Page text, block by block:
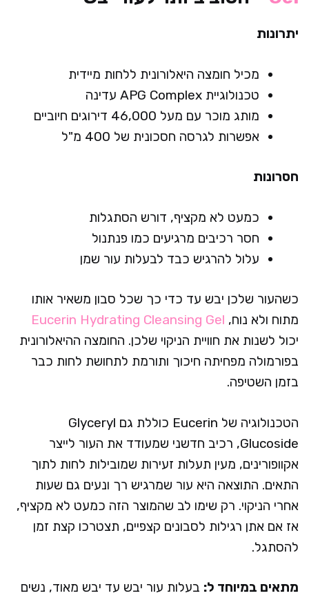
יתרונות
מכיל חומצה היאלורונית ללחות מיידית
טכנולוגיית APG Complex עדינה
מותג מוכר עם מעל 46,000 דירוגים חיוביים
אפשרות לגרסה חסכונית של 400 מ"ל
חסרונות
כמעט לא מקציף, דורש הסתגלות
חסר רכיבים מרגיעים כמו פנתנול
עלול להרגיש כבד לבעלות עור שמן
כשהעור שלכן יבש עד כדי כך שכל סבון משאיר אותו
מתוח ולא נוח, Eucerin Hydrating Cleansing Gel
יכול לשנות את חוויית הניקוי שלכן. החומצה ההיאלורונית
בפורמולה מפחיתה חיכוך ותורמת לתחושת לחות כבר
בזמן השטיפה.
הטכנולוגיה של Eucerin כוללת גם Glyceryl
Glucoside, רכיב חדשני שמעודד את העור לייצר
אקוופורינים, מעין תעלות זעירות שמובילות לחות לתוך
התאים. התוצאה היא עור שמרגיש רך ונעים גם שעות
אחרי הניקוי. רק שימו לב שהמוצר הזה כמעט לא מקציף,
אז אם אתן רגילות לסבונים קצפיים, תצטרכו קצת זמן
להסתגל.
מתאים במיוחד ל: בעלות עור יבש עד יבש מאוד, נשים